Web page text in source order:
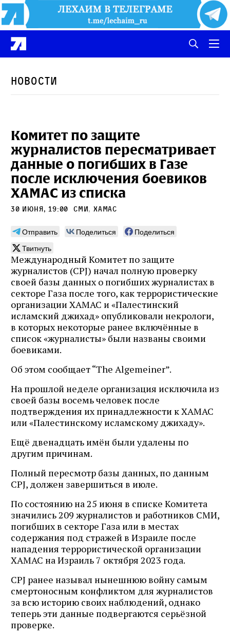
Новости
Комитет по защите
журналистов пересматривает
данные о погибших в Газе
после исключения боевиков
ХАМАС из списка
30 июня, 19:00 сми,ХАМАС
Отправить Поделиться
Поделиться
Твитнуть
Международный Комитет по защите
журналистов (CPJ) начал полную проверку
своей базы данных о погибших журналистах в
секторе Газа после того, как террористические
организации ХАМАС и «Палестинский
исламский джихад» опубликовали некрологи,
в которых некоторые ранее включённые в
список «журналисты» были названы своими
боевиками.
Об этом сообщает “The Algemeiner”.
На прошлой неделе организация исключила из
своей базы восемь человек после
подтверждения их принадлежности к ХАМАС
или «Палестинскому исламскому джихаду».
Ещё двенадцать имён были удалены по
другим причинам.
Полный пересмотр базы данных, по данным
CPJ, должен завершиться в июле.
По состоянию на 25 июня в списке Комитета
значились 209 журналистов и работников СМИ,
погибших в секторе Газа или в местах
содержания под стражей в Израиле после
нападения террористической организации
ХАМАС на Израиль 7 октября 2023 года.
CPJ ранее называл нынешнюю войну самым
смертоносным конфликтом для журналистов
за всю историю своих наблюдений, однако
теперь эти данные подвергаются серьёзной
проверке.